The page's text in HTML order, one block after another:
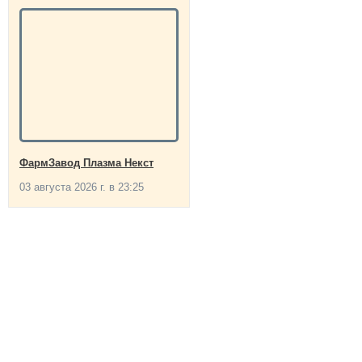
ФармЗавод Плазма Некст
03 августа 2026 г. в 23:25